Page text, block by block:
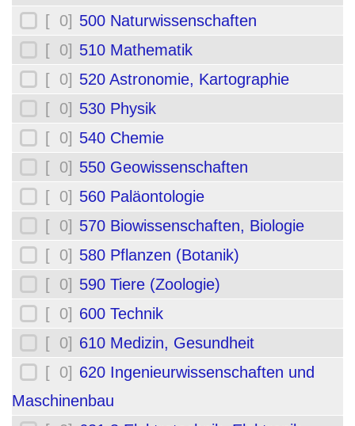
[ 0] 500 Naturwissenschaften
[ 0] 510 Mathematik
[ 0] 520 Astronomie, Kartographie
[ 0] 530 Physik
[ 0] 540 Chemie
[ 0] 550 Geowissenschaften
[ 0] 560 Paläontologie
[ 0] 570 Biowissenschaften, Biologie
[ 0] 580 Pflanzen (Botanik)
[ 0] 590 Tiere (Zoologie)
[ 0] 600 Technik
[ 0] 610 Medizin, Gesundheit
[ 0] 620 Ingenieurwissenschaften und
Maschinenbau